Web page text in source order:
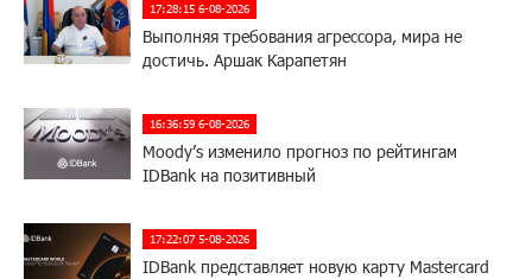
17:28:15 6-08-2026
Выполняя требования агрессора, мира не
достичь. Аршак Карапетян
16:36:59 6-08-2026
Moody’s изменило прогноз по рейтингам
IDBank на позитивный
17:22:07 5-08-2026
IDBank представляет новую карту Mastercard